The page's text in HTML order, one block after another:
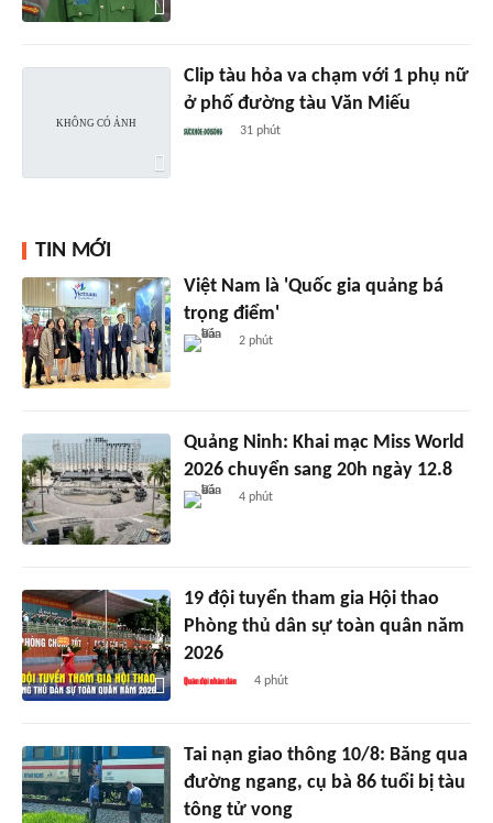
Clip tàu hỏa va chạm với 1 phụ nữ
ở phố đường tàu Văn Miếu
31 phút
TIN MỚI
Việt Nam là 'Quốc gia quảng bá
trọng điểm'
2 phút
Quảng Ninh: Khai mạc Miss World
2026 chuyển sang 20h ngày 12.8
4 phút
19 đội tuyển tham gia Hội thao
Phòng thủ dân sự toàn quân năm
2026
4 phút
Tai nạn giao thông 10/8: Băng qua
đường ngang, cụ bà 86 tuổi bị tàu
tông tử vong